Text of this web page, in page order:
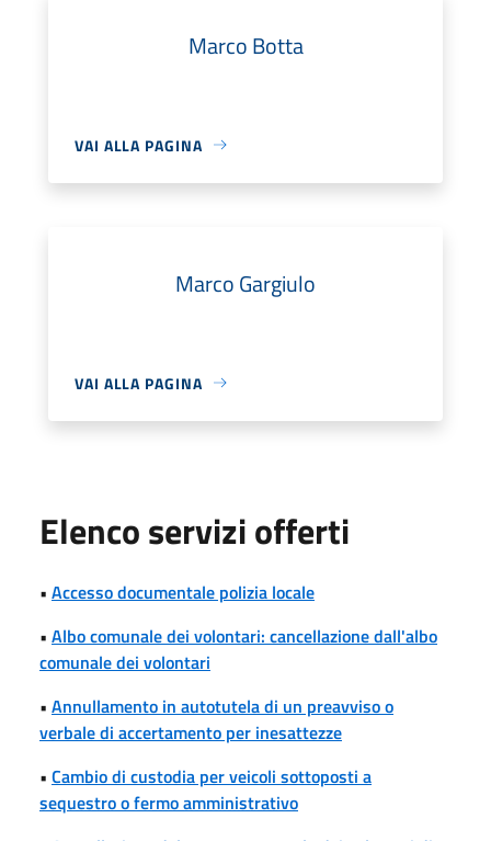
Marco Botta
VAI ALLA PAGINA
Marco Gargiulo
VAI ALLA PAGINA
Elenco servizi offerti
• Accesso documentale polizia locale
• Albo comunale dei volontari: cancellazione dall'albo
comunale dei volontari
• Annullamento in autotutela di un preavviso o
verbale di accertamento per inesattezze
• Cambio di custodia per veicoli sottoposti a
sequestro o fermo amministrativo